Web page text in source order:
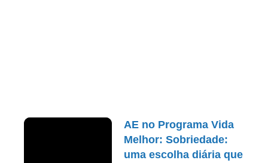
AE no Programa Vida
Melhor: Sobriedade:
uma escolha diária que